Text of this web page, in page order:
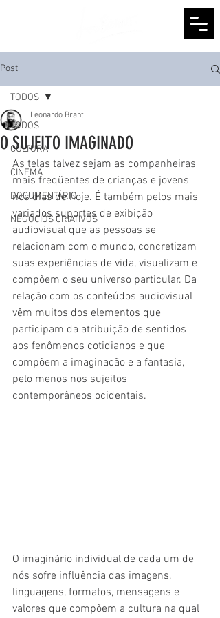
Post
TODOS
CULTURA
CINEMA
DOCUMENTÁRIO
NEGÓCIOS CRIATIVOS
TODOS
O SUJEITO IMAGINADO
Leonardo Brant
As telas talvez sejam as companheiras
mais freqüentes de crianças e jovens
nos dias de hoje. É também pelos mais
variados suportes de exibição
audiovisual que as pessoas se
relacionam com o mundo, concretizam
suas experiências de vida, visualizam e
compõem o seu universo particular. Da
relação com os conteúdos audiovisual
vêm muitos dos elementos que
participam da atribuição de sentidos
aos fenômenos cotidianos e que
compõem a imaginação e a fantasia,
pelo menos nos sujeitos
contemporâneos ocidentais.
O imaginário individual de cada um de
nós sofre influência das imagens,
linguagens, formatos, mensagens e
valores que compõem a cultura na qual